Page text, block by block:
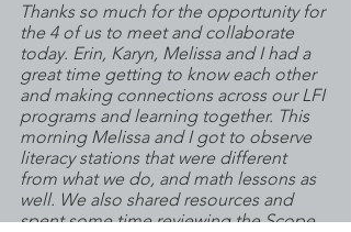
Thanks so much for the opportunity for
the 4 of us to meet and collaborate
today. Erin, Karyn, Melissa and I had a
great time getting to know each other
and making connections across our LFI
programs and learning together. This
morning Melissa and I got to observe
literacy stations that were different
from what we do, and math lessons as
well. We also shared resources and
spent some time reviewing the Scope